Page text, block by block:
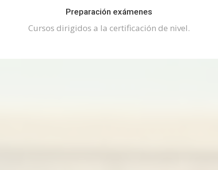
Preparación exámenes
Cursos dirigidos a la certificación de nivel.